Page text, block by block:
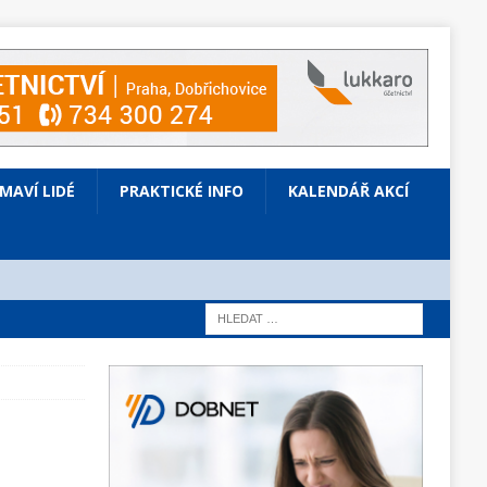
LIDÉ PRAKTICKÉ INFO KALENDÁŘ AKCÍ